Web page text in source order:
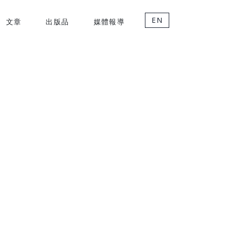
文章 出版品 媒體報導 EN